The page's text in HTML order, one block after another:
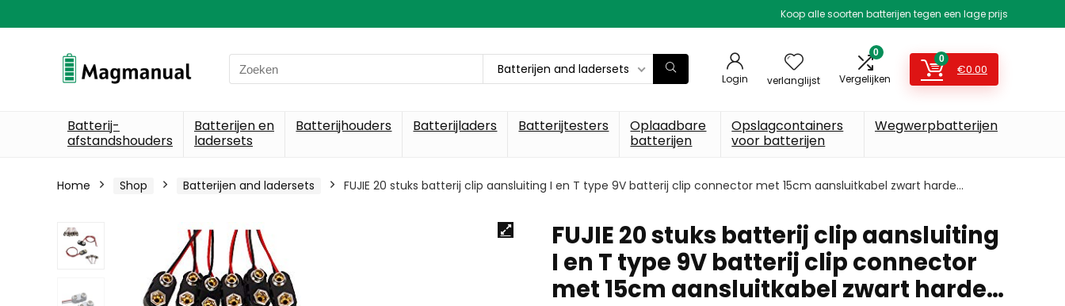
Koop alle soorten batterijen tegen een lage prijs
Search
for:
Batterijen and ladersets
Login verlanglijst
0
Vergelijken
0
€0.00
Batterij-
afstandshouders
Batterijen en
ladersets
Batterijhouders Batterijladers Batterijtesters
Oplaadbare
batterijen
Opslagcontainers
voor batterijen
Wegwerpbatterijen
Home Shop Batterijen and ladersets FUJIE 20 stuks batterij clip aansluiting I en T type 9V batterij clip connector met 15cm aansluitkabel zwart harde…
FUJIE 20 stuks batterij clip aansluiting
I en T type 9V batterij clip connector
met 15cm aansluitkabel zwart harde…